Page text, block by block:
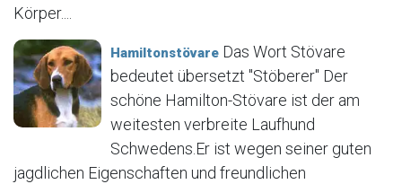
Körper....
Hamiltonstövare Das Wort Stövare
bedeutet übersetzt "Stöberer" Der
schöne Hamilton-Stövare ist der am
weitesten verbreite Laufhund
Schwedens.Er ist wegen seiner guten
jagdlichen Eigenschaften und freundlichen